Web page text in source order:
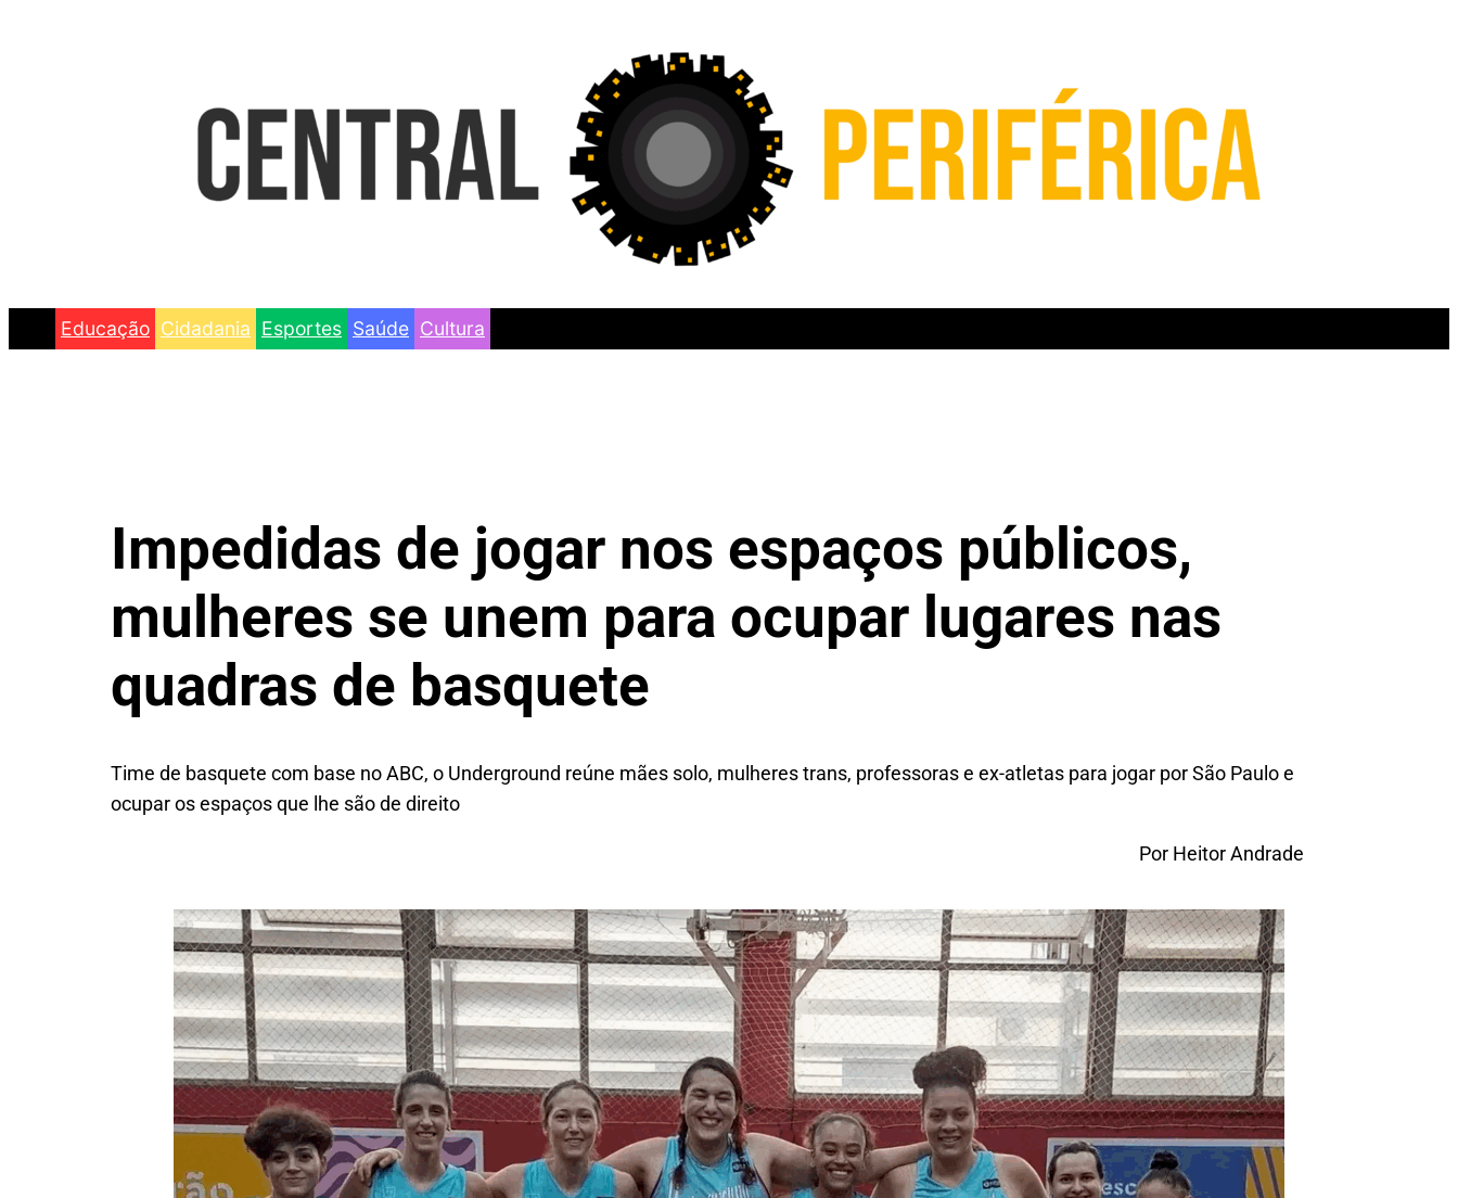
Educação Cidadania Esportes Saúde Cultura
Impedidas de jogar nos espaços públicos,
mulheres se unem para ocupar lugares nas
quadras de basquete
Time de basquete com base no ABC, o Underground reúne mães solo, mulheres trans, professoras e ex-atletas para jogar por São Paulo e
ocupar os espaços que lhe são de direito
Por Heitor Andrade